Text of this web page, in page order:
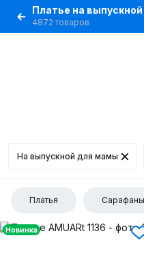
Платье на
4872 товаров
На выпускной для мамы
Платья Сарафаны
Новинка